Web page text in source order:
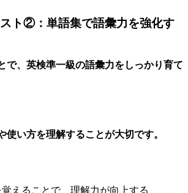
ト②：単語集で語彙力を強化す
で、英検準一級の語彙力をしっかり育て
使い方を理解することが大切です。
えることで、理解力が向上する